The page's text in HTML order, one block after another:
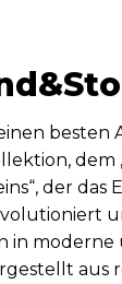
besten
dem
der
in
aus